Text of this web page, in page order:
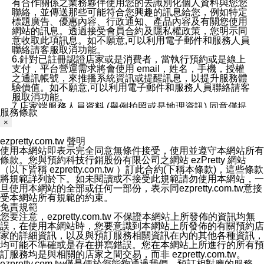
有合作關係之業務夥伴使用您的去識別化個人資料與您您
聯絡，並傳送那些可能符合您興趣的訊息給您，例如特定
標題廣告、優惠內容、行政通知、產品內容及有關您使用
網站的訊息。透過接受會員合約及隱私權政策，您明示同
意收取此項訊息。如不願意,可以利用電子郵件和服務人員
聯絡請客服取消功能。
6.針對已註冊認證店家或是消費者，當執行預約或是線上
支付，平台營運需求將會使用 email，姓名，手機，授權
之通訊帳號，來推播系統資訊或提醒訊息，以提升服務體
驗價值。如不願意,可以利用電子郵件和服務人員聯絡請客
服取消功能。
7.店家端服務人員資料 (舉例拍照或是地理資訊) 同意僅提
供所屬店家管理人員可以使用消費者的作品集資料和員工
三、本公司對您個人資料的揭露
1.基於現有服務平台的監管環境，預約科技保證不會揭露
任何店家的營運資訊，且預約科技和店家均不能洩露消費
者的個人資料。然而，在某些情況下，本公司可能會因受
政府要求或法律規定，而被迫向政府或第三方提供資料。
第三方也可能非法地攔截或存取傳輸的私人通訊，或會員
可能濫用或誤用從本公司網站獲得的您的資料。因此，儘
管本公司使用企業標準的保護措施來保護您的隱私，本公
司並未承諾您的個人識別資料或私人通訊將永遠保密。
2.根據本公司的政策，本公司不會將涉及您的個人識別資
料出租或出售給第三方。
3. 本公司、所屬集團、關係企業或與其合作行銷之第三方
業務合作公司會在您同意之情形下，始得利用您的個人資
服務條款
×
ezpretty.com.tw 聲明
使用本網站即表示完全同意無條件接受，使用並遵守本網站所有
條款。您與預約科技行銷股份有限公司之網站 ezPretty 網站
（以下皆稱 ezpretty.com.tw ）訂此合約(下稱本條款)，這些條款
將規範詳列於下。如未閱讀或不接受此規範請勿使用本網站，一
旦使用本網站的全部或任何一部份，表示同ezpretty.com.tw意接
受本網站所有規範的約束。
免責規範
您要注意，ezpretty.com.tw 不保證本網站上所發佈的資訊均無
誤，在使用本網站時，您要意識到本網站上所發佈的有關預約店
家的詳細資訊，以及與預訂服務相關資訊在內的其他各種資訊，
均可能不準確或是存在拼寫錯誤。您在本網站上所進行的所有預
訂服務均是與相關的店家之間交易，而非 ezpretty.com.tw。